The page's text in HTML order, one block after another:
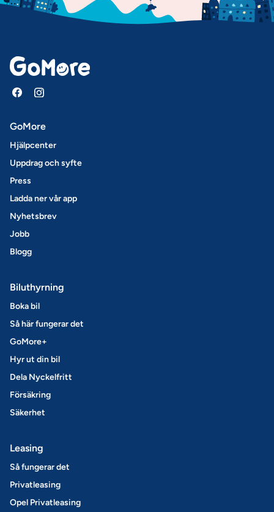
GoMore
Hjälpcenter
Uppdrag och syfte
Press
Ladda ner vår app
Nyhetsbrev
Jobb
Blogg
Biluthyrning
Boka bil
Så här fungerar det
GoMore+
Hyr ut din bil
Dela Nyckelfritt
Försäkring
Säkerhet
Leasing
Så fungerar det
Privatleasing
Opel Privatleasing